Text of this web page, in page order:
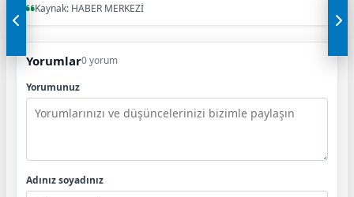
Kaynak: HABER MERKEZİ
Yorumlar0 yorum
Yorumunuz
Adınız soyadınız